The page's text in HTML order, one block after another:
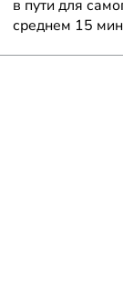
в пути для
среднем 15